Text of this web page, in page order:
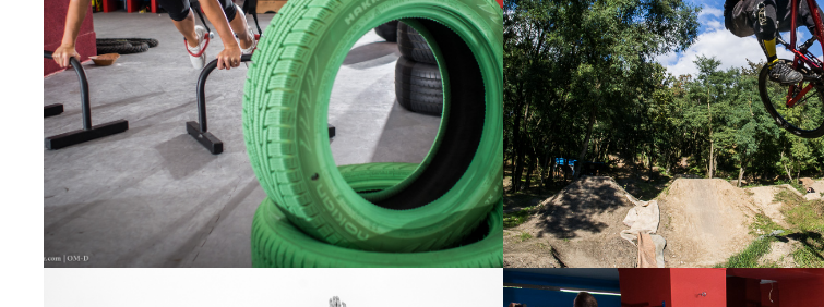
3 ŘÍJNA, 2013
Denisa Barešová
29 ZÁŘÍ, 2013
Nedělní pojezd – Shibak